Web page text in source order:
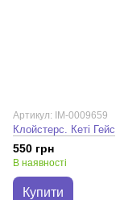
Артикул: IM-0009659
Клойстерс. Кеті Гейс
550 грн
В наявності
Купити